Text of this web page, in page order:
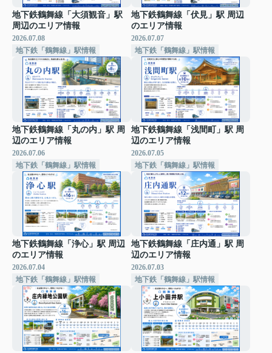
地下鉄鶴舞線「大須観音」駅
周辺のエリア情報
2026.07.08
地下鉄「鶴舞線」駅情報
地下鉄鶴舞線「伏見」駅 周辺
のエリア情報
2026.07.07
地下鉄「鶴舞線」駅情報
地下鉄鶴舞線「丸の内」駅 周
辺のエリア情報
2026.07.06
地下鉄「鶴舞線」駅情報
地下鉄鶴舞線「浅間町」駅 周
辺のエリア情報
2026.07.05
地下鉄「鶴舞線」駅情報
地下鉄鶴舞線「浄心」駅 周辺
のエリア情報
2026.07.04
地下鉄「鶴舞線」駅情報
地下鉄鶴舞線「庄内通」駅 周
辺のエリア情報
2026.07.03
地下鉄「鶴舞線」駅情報